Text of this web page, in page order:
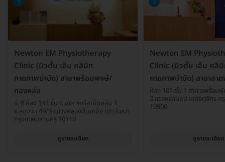
Newton EM Physiotherapy
Clinic (นิวตั้น เอ็ม คลินิก
กายภาพบำบัด) สาขาพร้อมพงษ์/
ทองหล่อ
6, 8 ห้อง 342 ชั้น 4 อาคารแร็คเก็ตคลับ 3
ซ.สุขุมวิท 49/9 แขวงคลองตันเหนือ เขตวัฒนา
กรุงเทพมหานคร 10110
ดูรายละเอียด
Newton EM
Clinic (นิวตั้น เอ็ม คลิ
กายภาพบำบัด) สาขาลา
ห้อง 101 ชั้น 1 อาคารพร้อม
3 แขวงจอมพล เขตจตุจักร ก
10900
ดูรายละเอียด